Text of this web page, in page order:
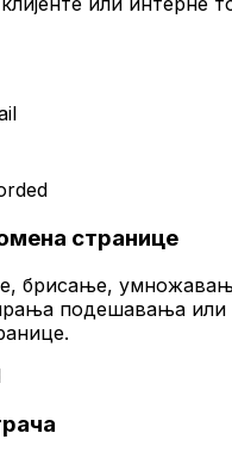
странице
брисање,
подешавања или